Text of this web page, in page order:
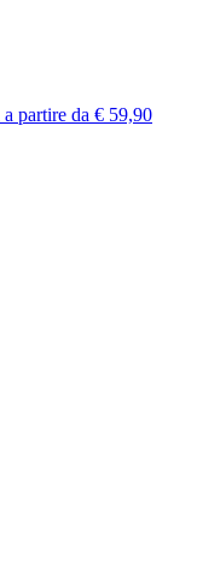
a partire da € 59,90